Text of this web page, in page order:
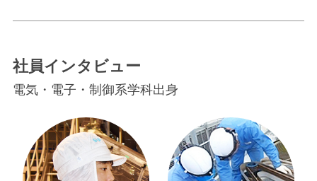
社員インタビュー
電気・電子・制御系学科出身